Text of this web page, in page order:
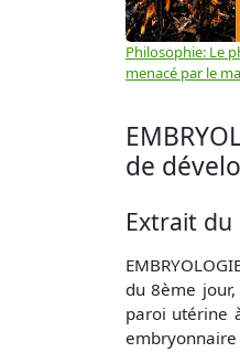
Philosophie: Le
menacé par le
de
Extrait
du 8ème jour,
paroi utérine
embryonnaire